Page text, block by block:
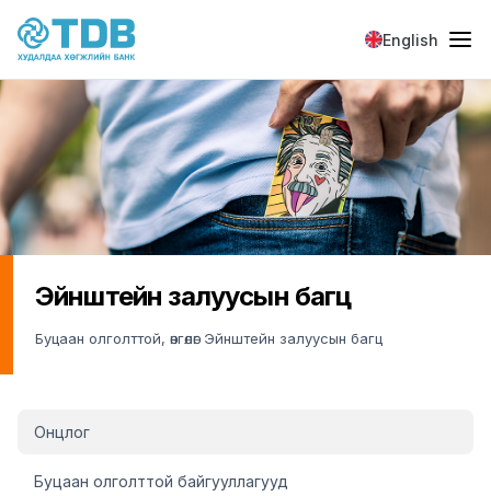
Skip to main content
English
Эйнштейн залуусын багц
Буцаан олголттой, өнгөлөг Эйнштейн залуусын багц
Онцлог
Буцаан олголттой байгууллагууд